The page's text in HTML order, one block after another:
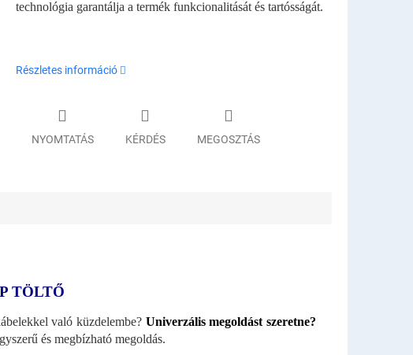
technológia garantálja a termék funkcionalitását és tartósságát.
Részletes információ
NYOMTATÁS KÉRDÉS MEGOSZTÁS
TÖLTŐ
való küzdelembe? Univerzális megoldást szeretne?
és megbízható megoldás.